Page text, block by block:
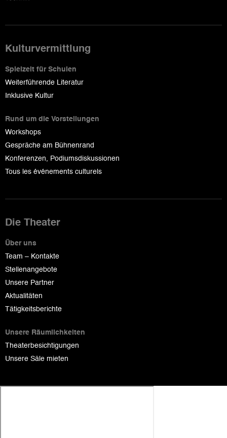
Kulturvermittlung
Spielzeit für Schulen
Weiterführende Literatur
Inklusive Kultur
Rund um die Vorstellungen
Workshops
Gespräche am Bühnenrand
Konferenzen, Podiumsdiskussionen
Tous les événements culturels
Die Theater
Über uns
Team – Kontakte
Stellenangebote
Unsere Partner
Aktualitäten
Tätigkeitsberichte
Unsere Räumlichkeiten
Theaterbesichtigungen
Unsere Säle mieten